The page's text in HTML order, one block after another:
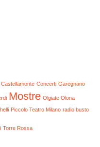
Castellamonte Concerti Garegnano
Mostre Olgiate Olona
Piccolo Teatro Milano radio busto
Torre Rossa